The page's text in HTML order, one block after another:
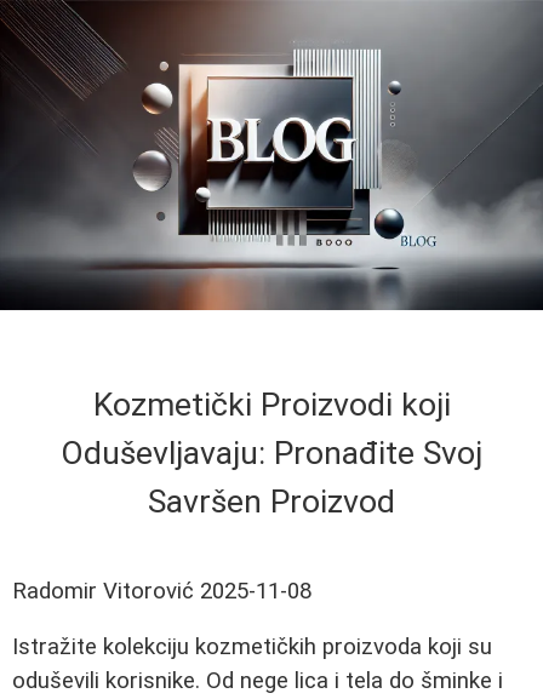
Kozmetički Proizvodi koji
Oduševljavaju: Pronađite Svoj
Savršen Proizvod
Radomir Vitorović 2025-11-08
Istražite kolekciju kozmetičkih proizvoda koji su
oduševili korisnike. Od nege lica i tela do šminke i